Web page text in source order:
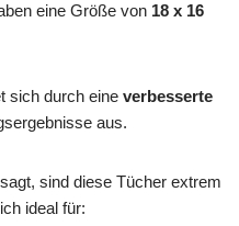
eine Größe von 18 x 16
sich durch eine verbesserte
aus.
sind diese Tücher extrem
ideal für: